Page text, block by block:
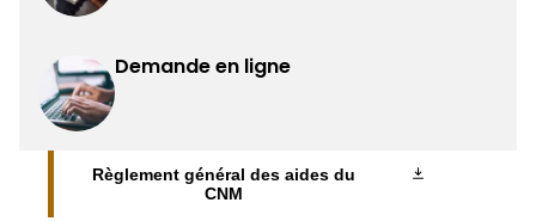
Demande en ligne
Règlement général des aides du
CNM